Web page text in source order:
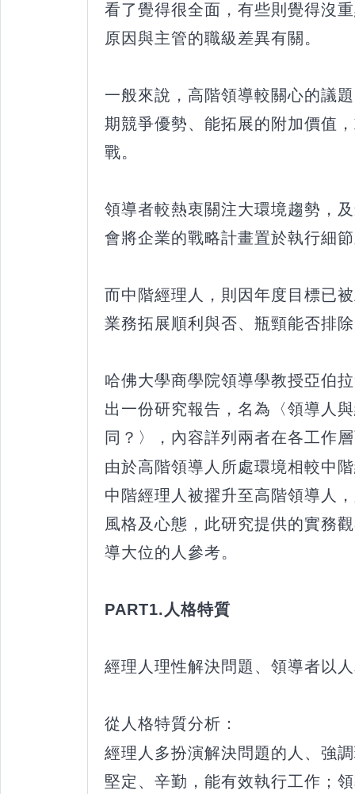
看了覺得很全面，有些則覺得沒
原因與主管的職級差異有關。
一般來說，高階領導較關心的議
期競爭優勢、能拓展的附加價值
戰。
領導者較熱衷關注大環境趨勢，
會將企業的戰略計畫置於執行細
而中階經理人，則因年度目標已
業務拓展順利與否、瓶頸能否排
哈佛大學商學院領導學教授亞伯
出一份研究報告，名為〈領導人
同？〉，內容詳列兩者在各工作
由於高階領導人所處環境相較中
中階經理人被擢升至高階領導人
風格及心態，此研究提供的實務
導大位的人參考。
PART1.人格特質
經理人理性解決問題、領導者以
從人格特質分析：
經理人多扮演解決問題的人、強
堅定、辛勤，能有效執行工作；